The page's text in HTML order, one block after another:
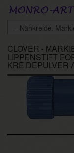
Skip
CLOVER -
LIPPENSTIFT
KREIDEPULVER